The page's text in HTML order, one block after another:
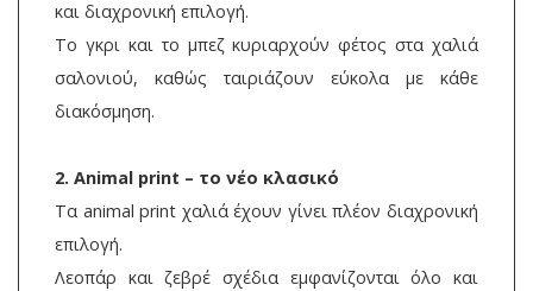
και διαχρονική επιλογή.
Το γκρι και το μπεζ κυριαρχούν φέτος στα χαλιά
σαλονιού, καθώς ταιριάζουν εύκολα με κάθε
διακόσμηση.
2. Animal print – το νέο κλασικό
Τα animal print χαλιά έχουν γίνει πλέον διαχρονική
επιλογή.
Λεοπάρ και ζεβρέ σχέδια εμφανίζονται όλο και